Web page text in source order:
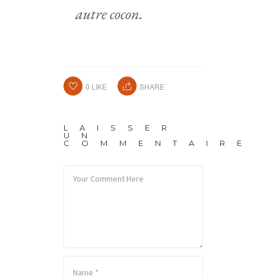
autre cocon.
0 LIKE SHARE
LAISSER
UN
COMMENTAIRE